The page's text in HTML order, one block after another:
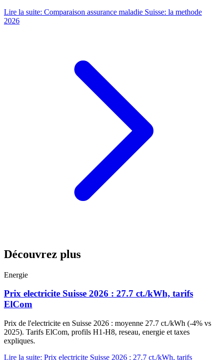
Lire la suite: Comparaison assurance maladie Suisse: la methode
2026
Découvrez plus
Energie
Prix electricite Suisse 2026 : 27.7 ct./kWh, tarifs
ElCom
Prix de l'electricite en Suisse 2026 : moyenne 27.7 ct./kWh (-4% vs
2025). Tarifs ElCom, profils H1-H8, reseau, energie et taxes
expliques.
Lire la suite: Prix electricite Suisse 2026 : 27.7 ct./kWh, tarifs